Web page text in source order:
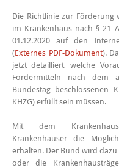
Die Richtlinie zur Förderung
im Krankenhaus nach § 21
01.12.2020 auf den
(Externes PDF-Dokument).
jetzt detailliert, welche
Fördermitteln nach dem
Bundestag beschlossenen
KHZG) erfüllt sein müssen.
Mit dem
Krankenhäuser die
erhalten. Der Bund wird
oder die